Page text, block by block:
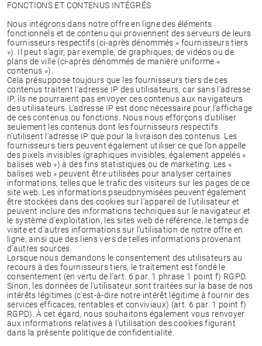
FONCTIONS ET CONTENUS INTÉGRÉS
Nous intégrons dans notre offre en ligne des éléments
fonctionnels et de contenu qui proviennent des serveurs de leurs
fournisseurs respectifs (ci-après dénommés « fournisseurs tiers
»). Il peut s'agir, par exemple, de graphiques, de vidéos ou de
plans de ville (ci-après dénommés de manière uniforme «
contenus »).
Cela présuppose toujours que les fournisseurs tiers de ces
contenus traitent l’adresse IP des utilisateurs, car sans l’adresse
IP, ils ne pourraient pas envoyer ces contenus aux navigateurs
des utilisateurs. L'adresse IP est donc nécessaire pour l'affichage
de ces contenus ou fonctions. Nous nous efforçons d'utiliser
seulement les contenus dont les fournisseurs respectifs
n'utilisent l'adresse IP que pour la livraison des contenus. Les
fournisseurs tiers peuvent également utiliser ce que l’on appelle
des pixels invisibles (graphiques invisibles, également appelés «
balises web ») à des fins statistiques ou de marketing. Les «
balises web » peuvent être utilisées pour analyser certaines
informations, telles que le trafic des visiteurs sur les pages de ce
site web. Les informations pseudonymisées peuvent également
être stockées dans des cookies sur l'appareil de l'utilisateur et
peuvent inclure des informations techniques sur le navigateur et
le système d'exploitation, les sites web de référence, le temps de
visite et d'autres informations sur l'utilisation de notre offre en
ligne, ainsi que des liens vers de telles informations provenant
d'autres sources.
Lorsque nous demandons le consentement des utilisateurs au
recours à des fournisseurs tiers, le traitement est fondé le
consentement (en vertu de l’art. 6 par. 1 phrase 1 point f) RGPD.
Sinon, les données de l'utilisateur sont traitées sur la base de nos
intérêts légitimes (c'est-à-dire notre intérêt légitime à fournir des
services efficaces, rentables et conviviaux) (art. 6 par. 1 point f)
RGPD). À cet égard, nous souhaitons également vous renvoyer
aux informations relatives à l'utilisation des cookies figurant
dans la présente politique de confidentialité.